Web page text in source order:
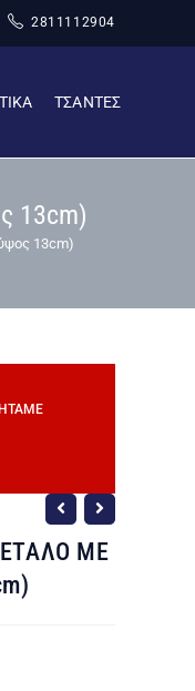
2811112904
ΤΣΑΝΤΕΣ
13cm)
13cm)
ΜΕ